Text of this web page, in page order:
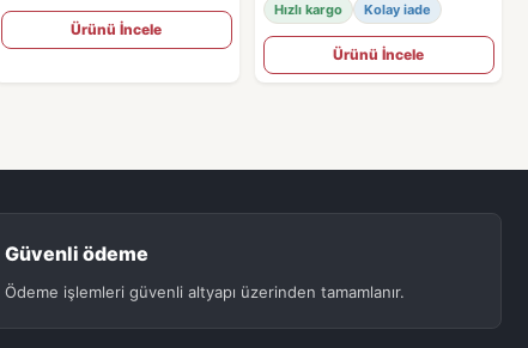
Ürünü İncele
Hızlı kargo Kolay iade
Ürünü İncele
Güvenli ödeme
Ödeme işlemleri güvenli altyapı üzerinden tamamlanır.